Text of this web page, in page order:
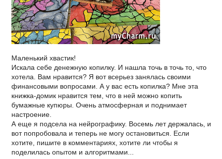
Маленький хвастик!
Искала себе денежную копилку. И нашла точь в точь то, что
хотела. Вам нравится? Я вот всерьез занялась своими
финансовыми вопросами. А у вас есть копилка? Мне эта
книжка-домик нравится тем, что в ней можно копить
бумажные купюры. Очень атмосферная и поднимает
настроение.
А еще я подсела на нейрографику. Восемь лет держалась, и
вот попробовала и теперь не могу остановиться. Если
хотите, пишите в комментариях, хотите ли чтобы я
поделилась опытом и алгоритмами...